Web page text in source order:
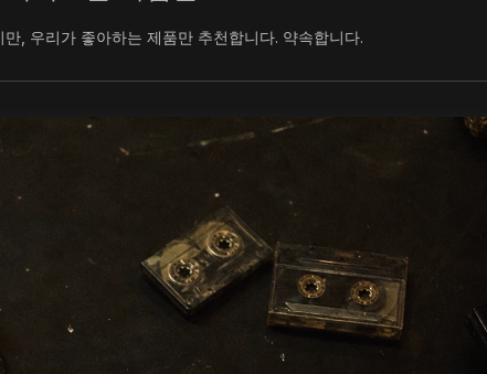
, 우리가 좋아하는 제품만 추천합니다. 약속합니다.